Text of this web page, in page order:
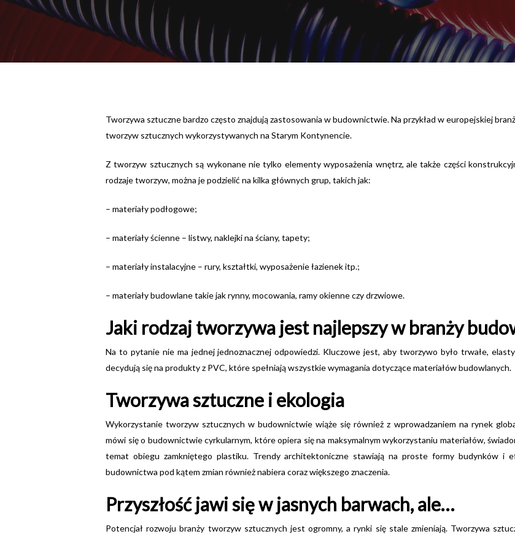
Tworzywa sztuczne bardzo często znajdują zastosowania w budownictwie. Na przykład w europejskiej
tworzyw sztucznych wykorzystywanych na Starym Kontynencie.
Z tworzyw sztucznych są wykonane nie tylko elementy wyposażenia wnętrz, ale także części
rodzaje tworzyw, można je podzielić na kilka głównych grup, takich jak:
– materiały podłogowe;
– materiały ścienne – listwy, naklejki na ściany, tapety;
– materiały instalacyjne – rury, kształtki, wyposażenie łazienek itp.;
– materiały budowlane takie jak rynny, mocowania, ramy okienne czy drzwiowe.
Jaki rodzaj tworzywa jest najlepszy w branży
Na to pytanie nie ma jednej jednoznacznej odpowiedzi. Kluczowe jest, aby tworzywo było trwałe,
decydują się na produkty z PVC, które spełniają wszystkie wymagania dotyczące materiałów budowlanych.
Tworzywa sztuczne i ekologia
Wykorzystanie tworzyw sztucznych w budownictwie wiąże się również z wprowadzaniem na rynek
mówi się o budownictwie cyrkularnym, które opiera się na maksymalnym wykorzystaniu materiałów,
temat obiegu zamkniętego plastiku. Trendy architektoniczne stawiają na proste formy budynków i
budownictwa pod kątem zmian również nabiera coraz większego znaczenia.
Przyszłość jawi się w jasnych barwach, ale…
Potencjał rozwoju branży tworzyw sztucznych jest ogromny, a rynki się stale zmieniają. Tworzywa